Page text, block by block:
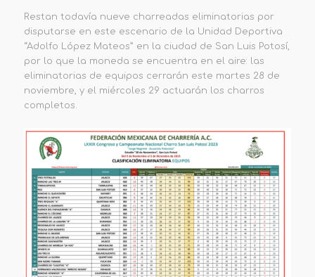
Restan todavía nueve charreadas eliminatorias por
disputarse en este escenario de la Unidad Deportiva
“Adolfo López Mateos” en la ciudad de San Luis Potosí,
por lo que la moneda se encuentra en el aire: las
eliminatorias de equipos cerrarán este martes 28 de
noviembre, y el miércoles 29 actuarán los charros
completos.